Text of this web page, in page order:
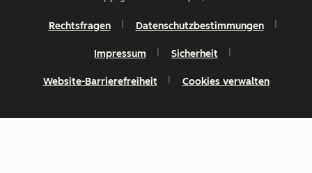
Rechtsfragen Datenschutzbestimmungen
Impressum Sicherheit
Website-Barrierefreiheit Cookies verwalten